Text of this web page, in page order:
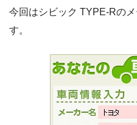
今回はシビック TYPE-Rの
す。